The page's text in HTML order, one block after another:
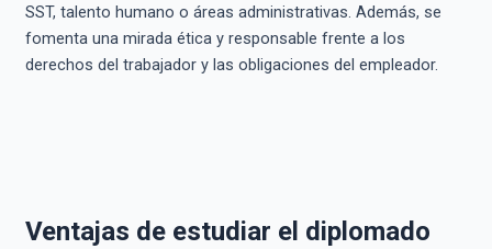
SST, talento humano o áreas administrativas. Además, se
fomenta una mirada ética y responsable frente a los
derechos del trabajador y las obligaciones del empleador.
Ventajas de estudiar el diplomado